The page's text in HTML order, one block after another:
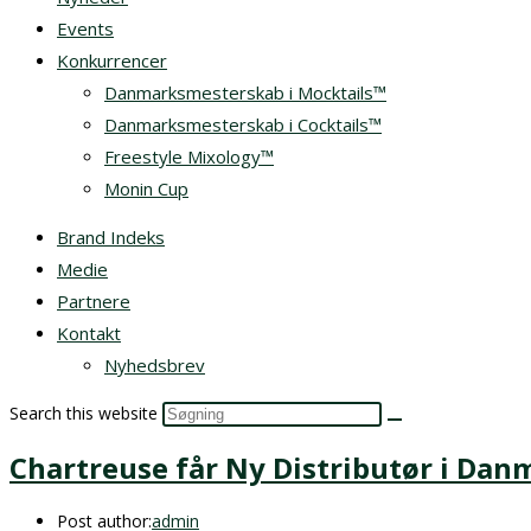
Events
Konkurrencer
Danmarksmesterskab i Mocktails™
Danmarksmesterskab i Cocktails™
Freestyle Mixology™
Monin Cup
Brand Indeks
Medie
Partnere
Kontakt
Nyhedsbrev
Search this website
Chartreuse får Ny Distributør i
Post author:admin